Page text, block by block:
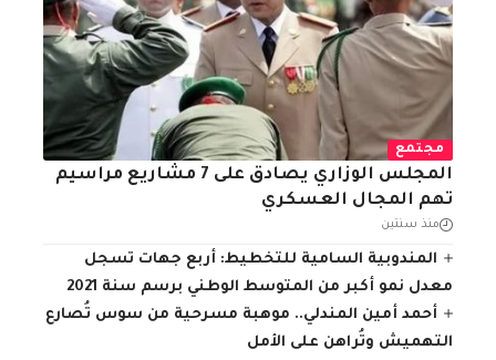
مجتمع
المجلس الوزاري يصادق على 7 مشاريع مراسيم
تهم المجال العسكري
منذ سنتين
المندوبية السامية للتخطيط: أربع جهات تسجل
معدل نمو أكبر من المتوسط الوطني برسم سنة 2021
أحمد أمين المندلي.. موهبة مسرحية من سوس تُصارع
التهميش وتُراهن على الأمل